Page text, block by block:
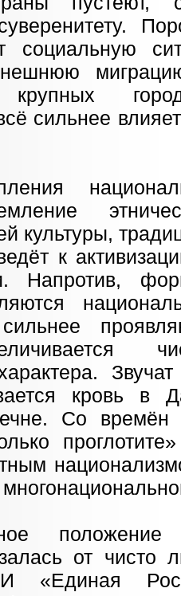
социальную
крупных
сильнее
культуры,
к
Напротив,
характера.
кровь в
Со времён
от чисто
«Единая